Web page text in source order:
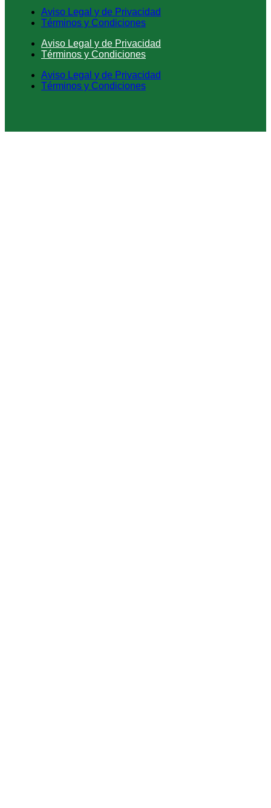
Aviso Legal y de Privacidad
Términos y Condiciones
Aviso Legal y de Privacidad
Términos y Condiciones
Aviso Legal y de Privacidad
Términos y Condiciones